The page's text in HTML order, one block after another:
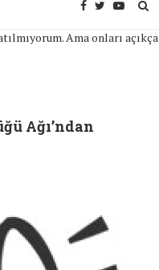
Ama onları açıkça
Ağı’ndan